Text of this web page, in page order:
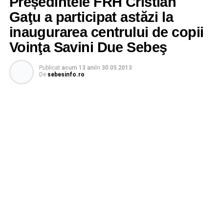
Gaţu a participat astăzi la
inaugurarea centrului de copii
Voinţa Savini Due Sebeş
Publicat acum 13 aniîn 30.05.2013
De sebesinfo.ro